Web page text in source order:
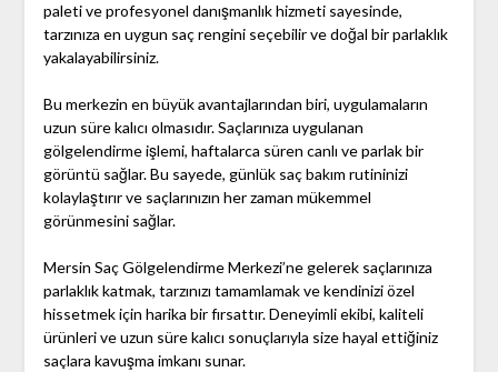
paleti ve profesyonel danışmanlık hizmeti sayesinde,
tarzınıza en uygun saç rengini seçebilir ve doğal bir parlaklık
yakalayabilirsiniz.
Bu merkezin en büyük avantajlarından biri, uygulamaların
uzun süre kalıcı olmasıdır. Saçlarınıza uygulanan
gölgelendirme işlemi, haftalarca süren canlı ve parlak bir
görüntü sağlar. Bu sayede, günlük saç bakım rutininizi
kolaylaştırır ve saçlarınızın her zaman mükemmel
görünmesini sağlar.
Mersin Saç Gölgelendirme Merkezi’ne gelerek saçlarınıza
parlaklık katmak, tarzınızı tamamlamak ve kendinizi özel
hissetmek için harika bir fırsattır. Deneyimli ekibi, kaliteli
ürünleri ve uzun süre kalıcı sonuçlarıyla size hayal ettiğiniz
saçlara kavuşma imkanı sunar.